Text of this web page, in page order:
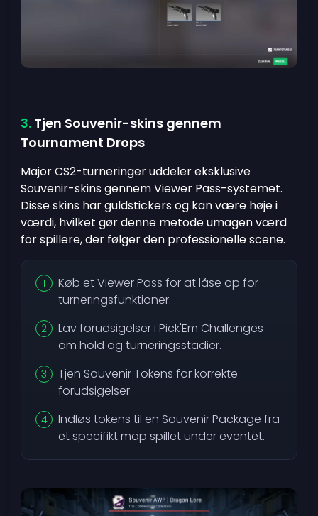
Tjen Souvenir-skins gennem
Tournament Drops
Major CS2-turneringer uddeler eksklusive
Souvenir-skins gennem Viewer Pass-systemet.
Disse skins har guldstickers og kan være høje i
værdi, hvilket gør denne metode umagen værd
for spillere, der følger den professionelle scene.
Køb et Viewer Pass for at låse op for
turneringsfunktioner.
Lav forudsigelser i Pick'Em Challenges
om hold og turneringsstadier.
Tjen Souvenir Tokens for korrekte
forudsigelser.
Indløs tokens til en Souvenir Package fra
et specifikt map spillet under eventet.